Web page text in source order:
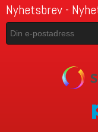
Nyhetsbrev -